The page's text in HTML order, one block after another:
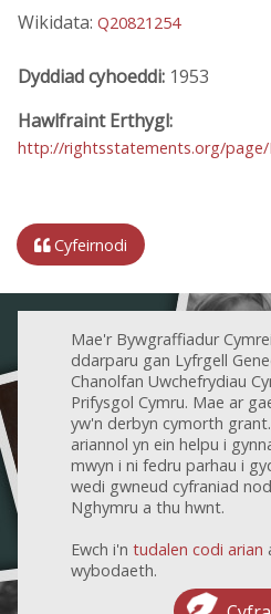
Wikidata: Q20821254
Dyddiad cyhoeddi: 1953
Hawlfraint Erthygl:
http://rightsstatements.org/page/
Cyfeirnodi
Mae'r Bywgraffiadur
ddarparu gan Lyfrgell
Chanolfan Uwchefrydiau
Prifysgol Cymru. Mae ar
yw'n derbyn cymorth
ariannol yn ein helpu i
mwyn i ni fedru parhau i
wedi gwneud cyfraniad
Nghymru a thu hwnt.
Ewch i'n tudalen codi arian
wybodaeth.